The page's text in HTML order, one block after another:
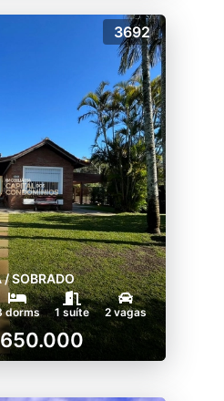
3692
/ SOBRADO
dorms 1 suíte 2 vagas